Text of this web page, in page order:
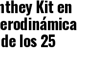
Kit en
los 25